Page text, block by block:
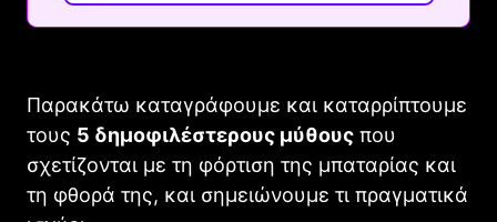
Παρακάτω καταγράφουμε και καταρρίπτουμε
τους 5 δημοφιλέστερους μύθους που
σχετίζονται με τη φόρτιση της μπαταρίας και
τη φθορά της, και σημειώνουμε τι πραγματικά